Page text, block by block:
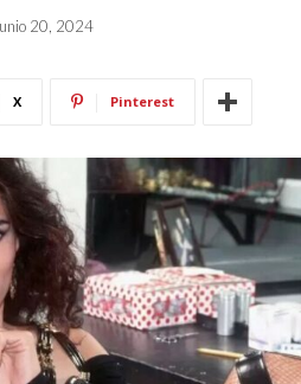
20, 2024
X Pinterest